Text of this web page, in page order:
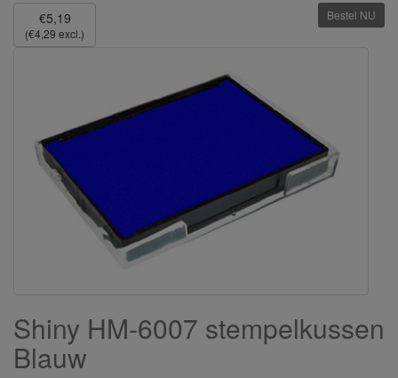
€5,19
(€4,29 excl.)
Bestel NU
Shiny HM-6007 stempelkussen
Blauw